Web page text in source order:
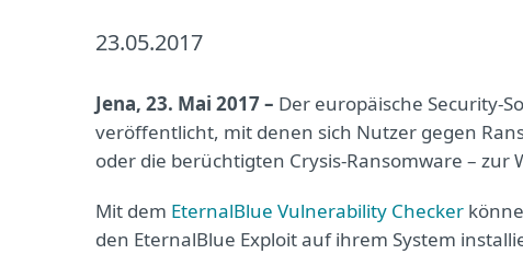
23.05.2017
Jena, 23. Mai 2017 – Der europäische Security-
veröffentlicht, mit denen sich Nutzer gegen
oder die berüchtigten Crysis-Ransomware – zur
Mit dem EternalBlue Vulnerability Checker
den EternalBlue Exploit auf ihrem System